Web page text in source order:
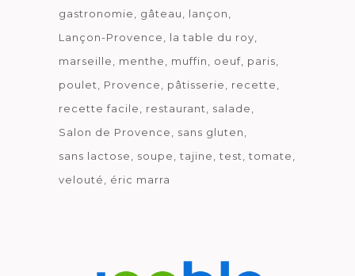
gastronomie
gâteau
lançon
Lançon-Provence
la table du roy
marseille
menthe muffin oeuf paris
poulet
Provence pâtisserie
recette
recette facile
restaurant
salade
Salon de Provence
sans gluten
sans lactose
soupe tajine test
tomate
velouté
éric marra